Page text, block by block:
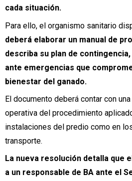
cada situación.
Para ello, el organismo sanitario
deberá elaborar un manual de
describa su plan de
ante emergencias que
bienestar del ganado.
El documento deberá contar con
operativa del procedimiento
instalaciones del predio como en
transporte.
La nueva resolución detalla que
a un responsable de BA ante el